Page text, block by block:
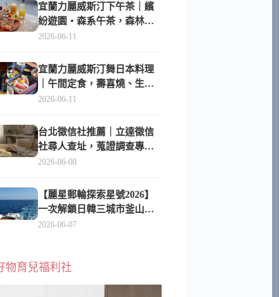
宜蘭力麗威斯汀下午茶｜繽
紛遊園・森系午茶，森林系
甜點超好拍
2026-06-11
宜蘭力麗威斯汀舞日本料理
｜午間定食，壽喜燒、生魚
片與日式包廂空間
2026-06-11
台北徵信社推薦｜立達徵信
社尋人查址，蒐證調查專家
陪你找回失聯的家人
2026-06-08
【麗星郵輪探索星號2026】
一次解鎖日韓三城市釜山、
長崎、那霸｜餐點升級、表
2026-06-07
物育兒福利社